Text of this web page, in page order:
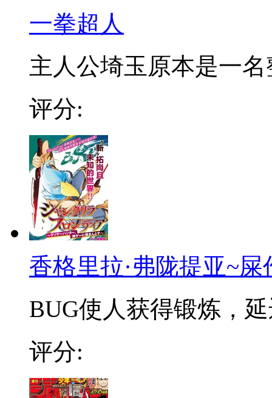
一拳超人
主人公埼玉原本是一名
评分:
香格里拉·弗陇提亚~
BUG使人获得锻炼，
评分: